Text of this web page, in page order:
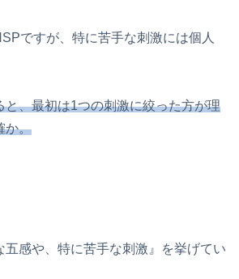
ですが、特に苦手な刺激には個人
と、最初は1つの刺激に絞った方が理
か。
五感や、特に苦手な刺激』を挙げてい